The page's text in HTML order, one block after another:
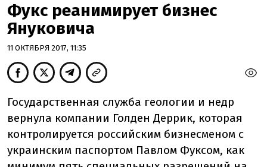
Фукс реанимирует бизнес
Януковича
11 ОКТЯБРЯ 2017, 11:35
Государственная служба геологии и недр
вернула компании Голден Деррик, которая
контролируется российским бизнесменом с
украинским паспортом Павлом Фуксом, как